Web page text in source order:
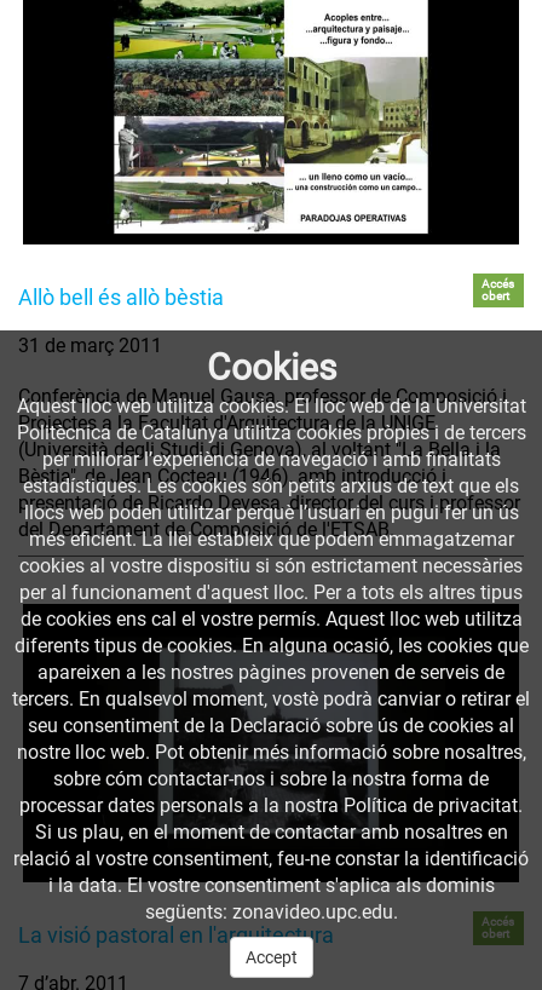
Allò bell és allò bèstia
Accés
obert
31 de març 2011
Conferència de Manuel Gausa, professor de Composició i
Projectes a la Facultat d'Arquitectura de la UNIGE
(Università degli Studi di Genova), al voltant "La Bella i la
Bèstia", de Jean Cocteau (1946), amb introducció i
presentació de Ricardo Devesa, director del curs i professor
del Departament de Composició de l'ETSAB.
La visió pastoral en l'arquitectura
Accés
obert
7 d’abr. 2011
Cookies
Aquest lloc web utilitza cookies. El lloc web de la Universitat
Politècnica de Catalunya utilitza cookies pròpies i de tercers
per millorar l’experiència de navegació i amb finalitats
estadístiques. Les cookies són petits arxius de text que els
llocs web poden utilitzar perquè l’usuari en pugui fer un ús
més eficient. La llei estableix que podem emmagatzemar
cookies al vostre dispositiu si són estrictament necessàries
per al funcionament d'aquest lloc. Per a tots els altres tipus
de cookies ens cal el vostre permís. Aquest lloc web utilitza
diferents tipus de cookies. En alguna ocasió, les cookies que
apareixen a les nostres pàgines provenen de serveis de
tercers. En qualsevol moment, vostè podrà canviar o retirar el
seu consentiment de la Declaració sobre ús de cookies al
nostre lloc web. Pot obtenir més informació sobre nosaltres,
sobre cóm contactar-nos i sobre la nostra forma de
processar dates personals a la nostra Política de privacitat.
Si us plau, en el moment de contactar amb nosaltres en
relació al vostre consentiment, feu-ne constar la identificació
i la data. El vostre consentiment s'aplica als dominis
següents: zonavideo.upc.edu.
Accept